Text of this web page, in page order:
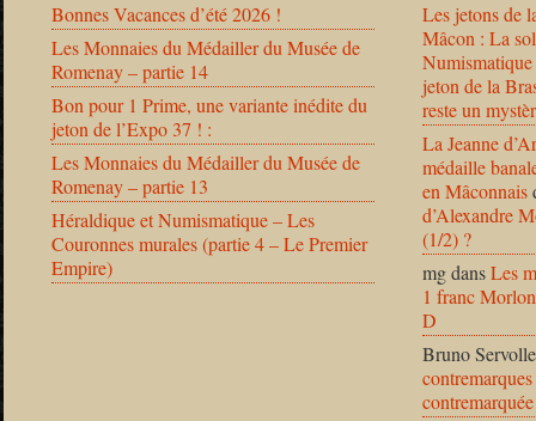
Bonnes Vacances d’été 2026 !
Les Monnaies du Médailler du Musée de
Romenay – partie 14
Bon pour 1 Prime, une variante inédite du
jeton de l’Expo 37 ! :
Les Monnaies du Médailler du Musée de
Romenay – partie 13
Héraldique et Numismatique – Les
Couronnes murales (partie 4 – Le Premier
Empire)
Les jetons de
Mâcon : La
jeton de la
reste un
La Jeanne
médaille
en Mâconnais
d’Alexandre
(1/2) ?
mgdansLes
1 franc
D
Bruno Servolle